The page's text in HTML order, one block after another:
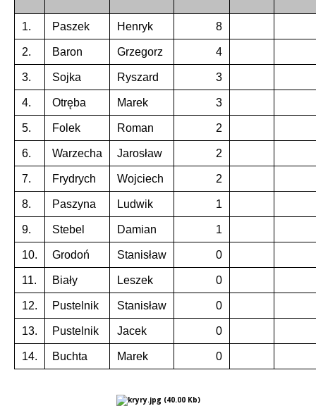
1. Paszek Henryk 8
2. Baron Grzegorz 4
3. Sojka Ryszard 3
4. Otręba Marek 3
5. Folek Roman 2
6. Warzecha Jarosław 2
7. Frydrych Wojciech 2
8. Paszyna Ludwik 1
9. Stebel Damian 1
10. Grodoń Stanisław 0
11. Biały Leszek 0
12. Pustelnik Stanisław 0
13. Pustelnik Jacek 0
14. Buchta Marek 0